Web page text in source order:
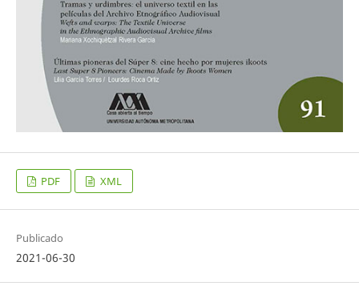
PDF XML
Publicado
2021-06-30